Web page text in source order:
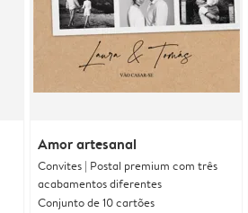
Amor artesanal
Convites | Postal premium com três
acabamentos diferentes
Conjunto de 10 cartões